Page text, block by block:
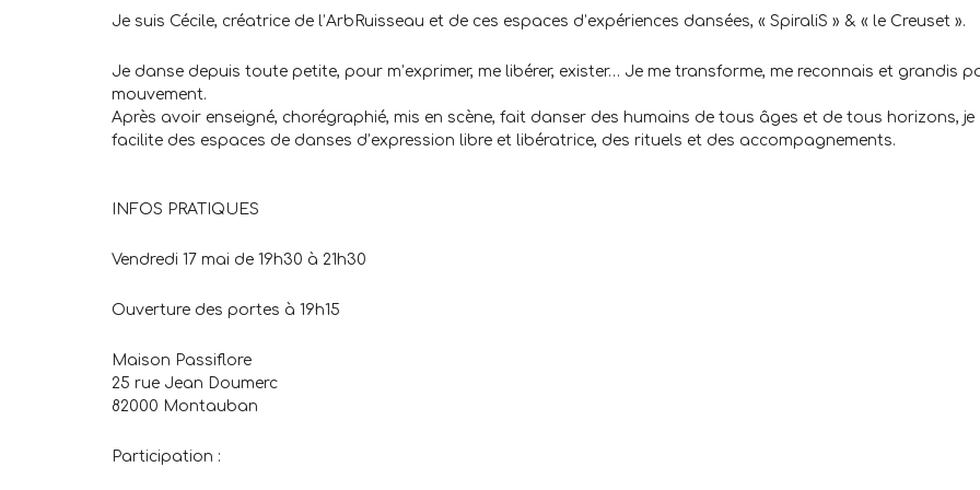
Je suis Cécile, créatrice de l’ArbRuisseau et de ces espaces d’expériences dansées, « SpiraliS » & « le Creuset ».
Je danse depuis toute petite, pour m’exprimer, me libérer, exister… Je me transforme, me reconnais et grandis
mouvement.
Après avoir enseigné, chorégraphié, mis en scène, fait danser des humains de tous âges et de tous horizons, je
facilite des espaces de danses d’expression libre et libératrice, des rituels et des accompagnements.
INFOS PRATIQUES
Vendredi 17 mai de 19h30 à 21h30
Ouverture des portes à 19h15
Maison Passiflore
25 rue Jean Doumerc
82000 Montauban
Participation :